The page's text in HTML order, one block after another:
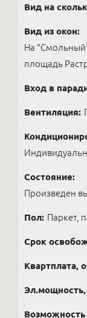
Вид на
Вид из окон:
На
площадь
Вход в
Вентиляция:
Состояние:
Произведен
Пол: Паркет,
Срок
Квартплата,
Эл.мощность,
Возможность